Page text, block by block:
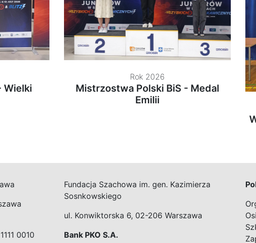
Wielki
Rok 2026
Mistrzostwa Polski BiS - Medal
Emilii
0010
Fundacja Szachowa im. gen. Kazimierza
Sosnkowskiego
ul. Konwiktorska 6, 02-206 Warszawa
Bank PKO S.A.